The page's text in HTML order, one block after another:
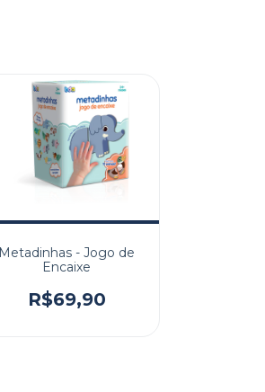
Metadinhas - Jogo de
Encaixe
R$69,90